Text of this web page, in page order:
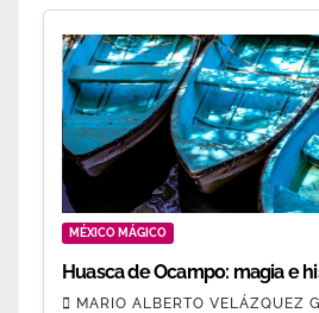
MÉXICO MÁGICO
Huasca de Ocampo: magia e
MARIO ALBERTO VELÁZQUEZ